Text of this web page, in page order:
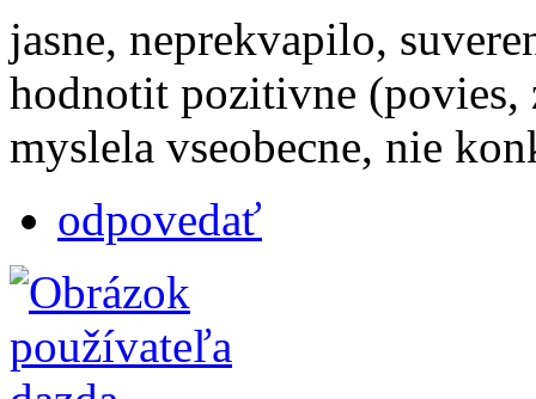
jasne, neprekvapilo,
hodnotit pozitivne
myslela vseobecne, nie
odpovedať